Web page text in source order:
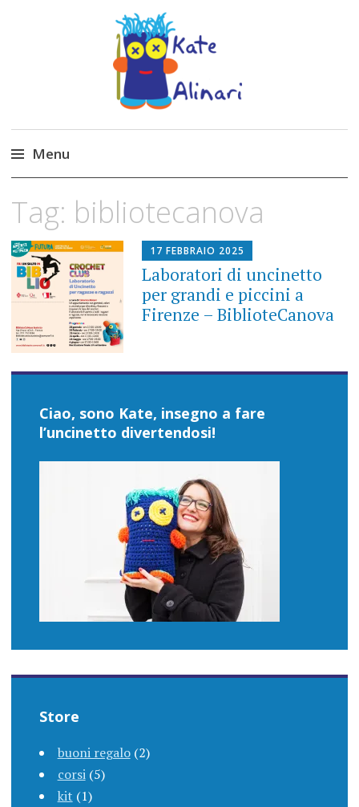
Made by Kate
Kate Alinari, corsi di uncinetto, entusiasmo,
schemi gratuiti, amigurumi, I Balocchi del Tipo
Strano, traduzioni e tanto divertimento!
Menu
content
Tag: bibliotecanova
17 FEBBRAIO 2025
Laboratori di uncinetto
per grandi e piccini a
Firenze – BiblioteCanova
Ciao, sono Kate, insegno a fare
l’uncinetto divertendosi!
Store
buoni regalo (2)
corsi (5)
kit (1)